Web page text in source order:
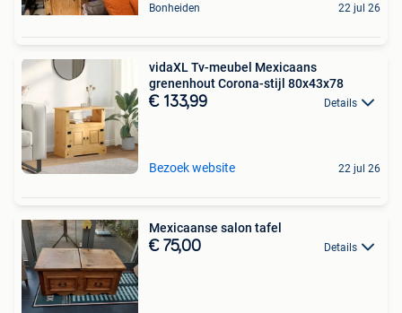
Bonheiden 22 jul 26
vidaXL Tv-meubel Mexicaans
grenenhout Corona-stijl 80x43x78
€ 133,99 Details
Bezoek website 22 jul 26
Mexicaanse salon tafel
€ 75,00 Details